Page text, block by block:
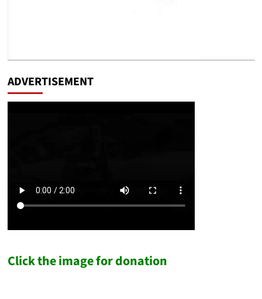
ADVERTISEMENT
Click the image for donation